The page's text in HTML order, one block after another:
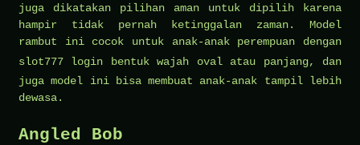
juga dikatakan pilihan aman untuk dipilih karena
hampir tidak pernah ketinggalan zaman. Model
rambut ini cocok untuk anak-anak perempuan dengan
slot777 login bentuk wajah oval atau panjang, dan
juga model ini bisa membuat anak-anak tampil lebih
dewasa.
Angled Bob